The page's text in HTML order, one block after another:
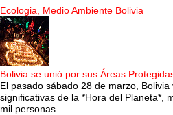
Ecologia, Medio Ambiente Bolivia
Bolivia se unió por sus Áreas
El pasado sábado 28 de marzo,
significativas de la *Hora del Planeta*,
mil personas...